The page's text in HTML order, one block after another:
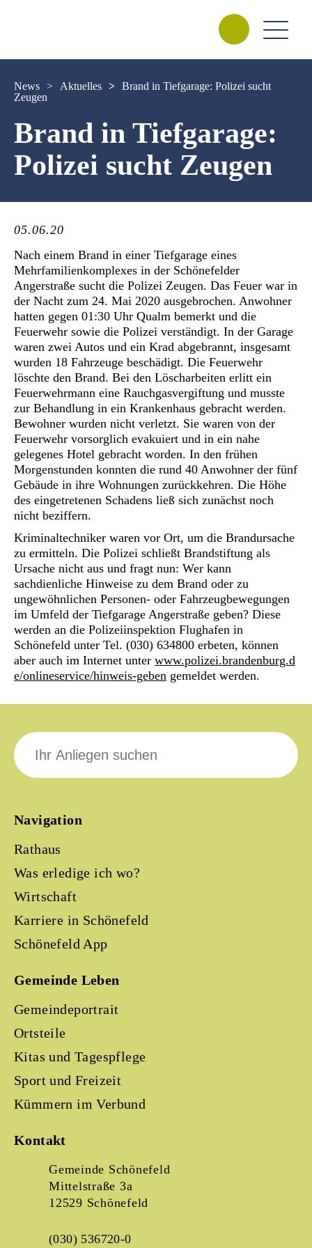
News > Aktuelles > Brand in Tiefgarage: Polizei sucht
Zeugen
Brand in Tiefgarage:
Polizei sucht Zeugen
05.06.20
Nach einem Brand in einer Tiefgarage eines
Mehrfamilienkomplexes in der Schönefelder
Angerstraße sucht die Polizei Zeugen. Das Feuer war in
der Nacht zum 24. Mai 2020 ausgebrochen. Anwohner
hatten gegen 01:30 Uhr Qualm bemerkt und die
Feuerwehr sowie die Polizei verständigt. In der Garage
waren zwei Autos und ein Krad abgebrannt, insgesamt
wurden 18 Fahrzeuge beschädigt. Die Feuerwehr
löschte den Brand. Bei den Löscharbeiten erlitt ein
Feuerwehrmann eine Rauchgasvergiftung und musste
zur Behandlung in ein Krankenhaus gebracht werden.
Bewohner wurden nicht verletzt. Sie waren von der
Feuerwehr vorsorglich evakuiert und in ein nahe
gelegenes Hotel gebracht worden. In den frühen
Morgenstunden konnten die rund 40 Anwohner der fünf
Gebäude in ihre Wohnungen zurückkehren. Die Höhe
des eingetretenen Schadens ließ sich zunächst noch
nicht beziffern.
Kriminaltechniker waren vor Ort, um die Brandursache
zu ermitteln. Die Polizei schließt Brandstiftung als
Ursache nicht aus und fragt nun: Wer kann
sachdienliche Hinweise zu dem Brand oder zu
ungewöhnlichen Personen- oder Fahrzeugbewegungen
im Umfeld der Tiefgarage Angerstraße geben? Diese
werden an die Polizeiinspektion Flughafen in
Schönefeld unter Tel. (030) 634800 erbeten, können
aber auch im Internet unter www.polizei.brandenburg.d
e/onlineservice/hinweis-geben gemeldet werden.
Navigation
Rathaus
Was erledige ich wo?
Wirtschaft
Karriere in Schönefeld
Schönefeld App
Gemeinde Leben
Gemeindeportrait
Ortsteile
Kitas und Tagespflege
Sport und Freizeit
Kümmern im Verbund
Kontakt
Gemeinde Schönefeld
Mittelstraße 3a
12529 Schönefeld
(030) 536720-0
Suche
nach: